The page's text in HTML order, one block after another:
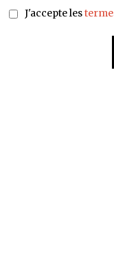
J'accepte les